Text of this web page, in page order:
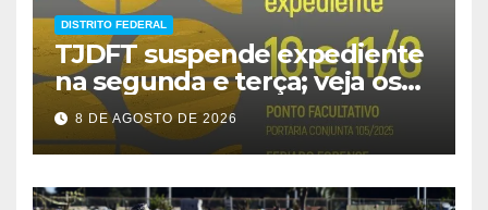
DISTRITO FEDERAL
TJDFT suspende expediente
na segunda e terça; veja os
prazos
8 DE AGOSTO DE 2026